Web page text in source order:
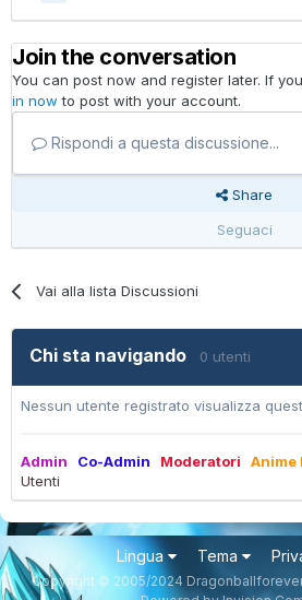
Join the conversation
You can post now and register later. If
in now to post with your account.
Rispondi a questa discussione...
Share
Seguaci
Vai alla lista Discussioni
Chi sta navigando 0 utenti
Nessun utente registrato visualizza
Admin Co-Admin Moderatori Anime
Utenti
Lingua Tema
Copyright © 2005/2024